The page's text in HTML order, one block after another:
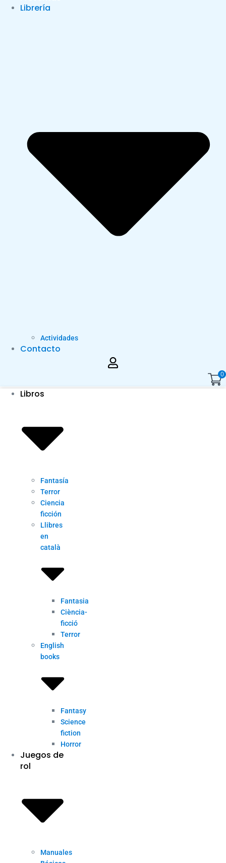
Librería
Actividades
Contacto
0
Libros
Fantasía
Terror
Ciencia
ficción
Llibres
en
català
Fantasia
Ciència-
ficció
Terror
English
books
Fantasy
Science
fiction
Horror
Juegos de
rol
Manuales